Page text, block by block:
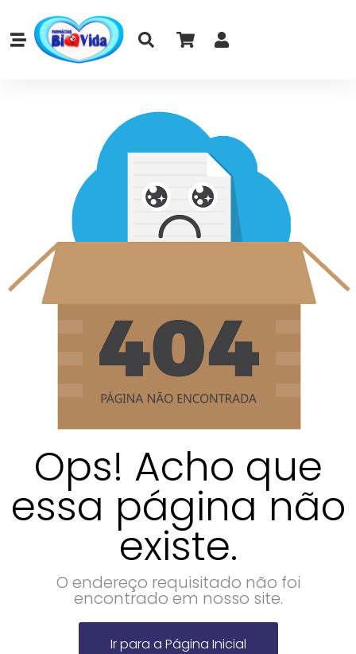
Ops! Acho que
essa página não
existe.
O endereço requisitado não foi
encontrado em nosso site.
Ir para a Página Inicial